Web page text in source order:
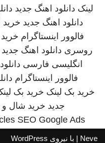
لینک دانلود اهنگ جدید
دانلود اهنگ جدید خرید
فالوور اینستاگرام خرید
روسری دانلود اهنگ جدید
انگلیسی فارسی
فالوور اینستاگرام
خرید بک لینک خرید بک
جدید خرید شال
SEO Google Ads
Neve | با نیروی WordPress